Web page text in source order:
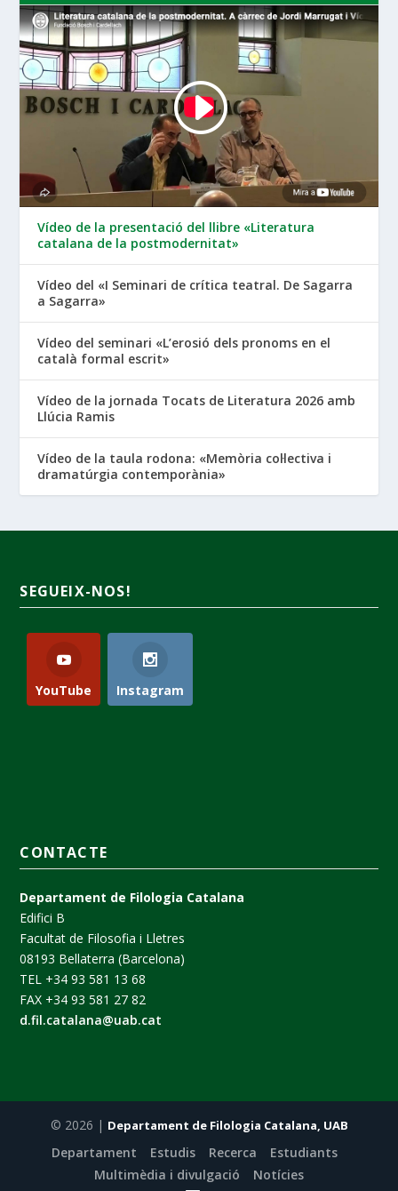
Vídeo de la presentació del llibre «Literatura
catalana de la postmodernitat»
Vídeo del «I Seminari de crítica teatral. De Sagarra
a Sagarra»
Vídeo del seminari «L’erosió dels pronoms en el
català formal escrit»
Vídeo de la jornada Tocats de Literatura 2026 amb
Llúcia Ramis
Vídeo de la taula rodona: «Memòria col·lectiva i
dramatúrgia contemporània»
SEGUEIX-NOS!
YouTube Instagram
CONTACTE
Departament de Filologia Catalana
Edifici B
Facultat de Filosofia i Lletres
08193 Bellaterra (Barcelona)
TEL +34 93 581 13 68
FAX +34 93 581 27 82
d.fil.catalana@uab.cat
© 2026 | Departament de Filologia Catalana, UAB
Departament Estudis Recerca
Estudiants
Multimèdia i divulgació
Notícies